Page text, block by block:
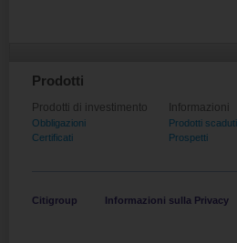
Prodotti
Prodotti di investimento
Obbligazioni
Certificati
Informazioni
Prodotti scaduti
Prospetti
Citigroup Informazioni sulla Privacy